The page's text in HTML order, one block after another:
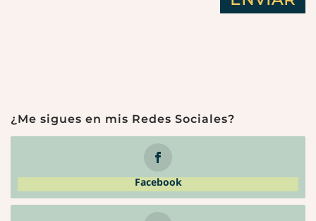
¿Me sigues en mis Redes Sociales?
Facebook